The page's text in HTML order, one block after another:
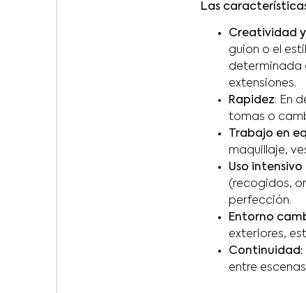
Las
Creatividad
guion o el
determinada
extensiones.
Rapidez: En
tomas o
Trabajo en
maquillaje,
Uso
(recogidos,
perfección.
Entorno
exteriores,
Continuidad:
entre